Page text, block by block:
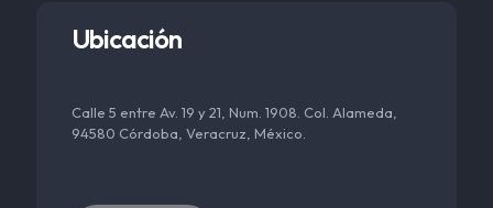
Ubicación
Calle 5 entre Av. 19 y 21, Num. 1908. Col. Alameda,
94580 Córdoba, Veracruz, México.